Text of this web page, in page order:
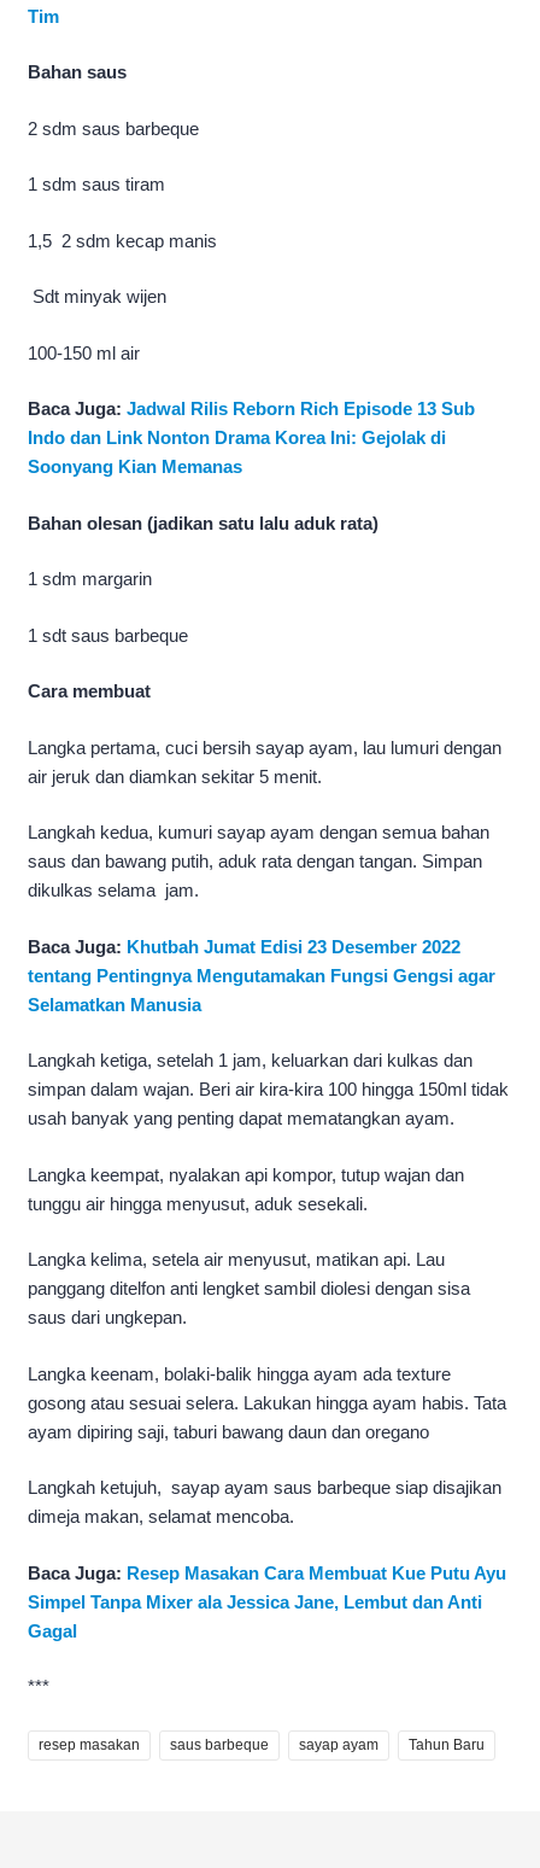
Tim
Bahan saus
2 sdm saus barbeque
1 sdm saus tiram
1,5 2 sdm kecap manis
Sdt minyak wijen
100-150 ml air
Baca Juga: Jadwal Rilis Reborn Rich Episode 13 Sub
Indo dan Link Nonton Drama Korea Ini: Gejolak di
Soonyang Kian Memanas
Bahan olesan (jadikan satu lalu aduk rata)
1 sdm margarin
1 sdt saus barbeque
Cara membuat
Langka pertama, cuci bersih sayap ayam, lau lumuri dengan
air jeruk dan diamkan sekitar 5 menit.
Langkah kedua, kumuri sayap ayam dengan semua bahan
saus dan bawang putih, aduk rata dengan tangan. Simpan
dikulkas selama jam.
Baca Juga: Khutbah Jumat Edisi 23 Desember 2022
tentang Pentingnya Mengutamakan Fungsi Gengsi agar
Selamatkan Manusia
Langkah ketiga, setelah 1 jam, keluarkan dari kulkas dan
simpan dalam wajan. Beri air kira-kira 100 hingga 150ml tidak
usah banyak yang penting dapat mematangkan ayam.
Langka keempat, nyalakan api kompor, tutup wajan dan
tunggu air hingga menyusut, aduk sesekali.
Langka kelima, setela air menyusut, matikan api. Lau
panggang ditelfon anti lengket sambil diolesi dengan sisa
saus dari ungkepan.
Langka keenam, bolaki-balik hingga ayam ada texture
gosong atau sesuai selera. Lakukan hingga ayam habis. Tata
ayam dipiring saji, taburi bawang daun dan oregano
Langkah ketujuh, sayap ayam saus barbeque siap disajikan
dimeja makan, selamat mencoba.
Baca Juga: Resep Masakan Cara Membuat Kue Putu Ayu
Simpel Tanpa Mixer ala Jessica Jane, Lembut dan Anti
Gagal
***
resep masakan saus barbeque sayap ayam Tahun Baru